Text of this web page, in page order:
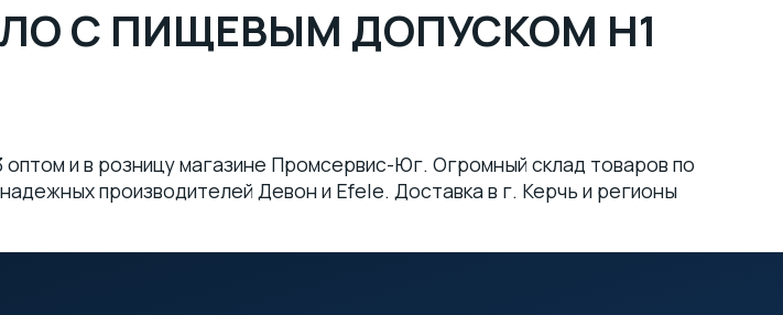
С ПИЩЕВЫМ ДОПУСКОМ H1
и в розницу магазине Промсервис-Юг. Огромный склад товаров по
производителей Девон и Efele. Доставка в г. Керчь и регионы